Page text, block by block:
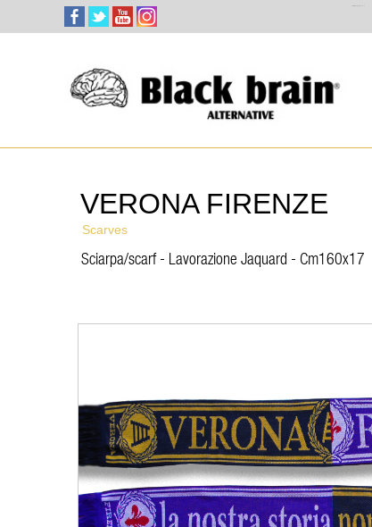
VERONA FIRENZE
Sciarpa/scarf - Lavorazione Jaquard - Cm160x17
Scarves